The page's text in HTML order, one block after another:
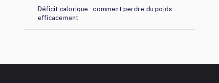
Déficit calorique : comment perdre du poids
efficacement